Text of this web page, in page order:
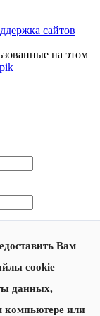
сайтов
на этом
Вам
cookie
данных,
компьютере или